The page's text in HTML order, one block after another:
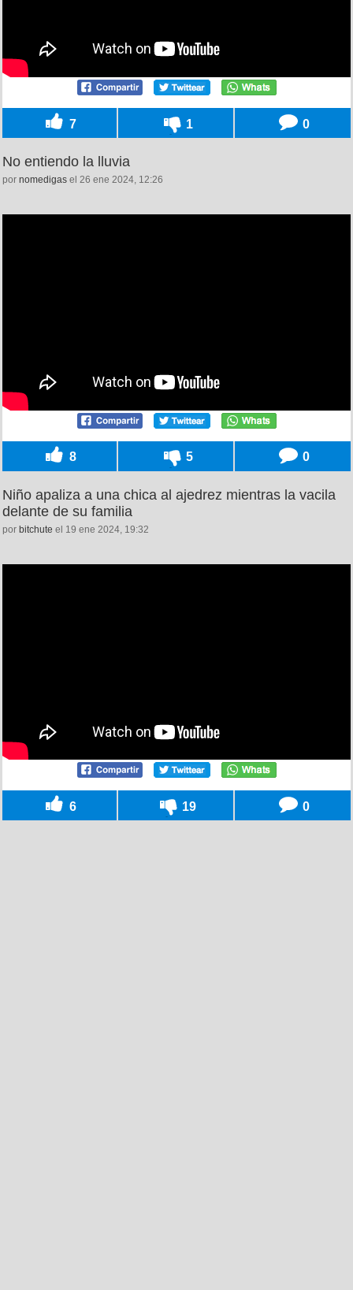
7 1 0
No entiendo la lluvia
por nomedigas el 26 ene 2024, 12:26
8 5 0
Niño apaliza a una chica al ajedrez mientras la vacila
delante de su familia
por bitchute el 19 ene 2024, 19:32
6 19 0